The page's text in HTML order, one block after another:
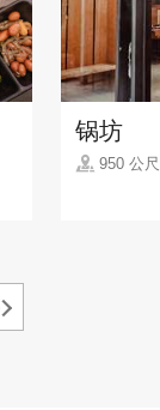
锅坊
950 公尺